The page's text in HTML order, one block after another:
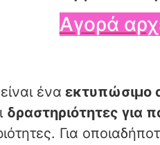
Αγορά
είναι ένα εκτυπώσιμο
δραστηριότητες για
Για